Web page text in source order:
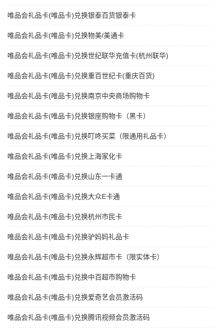
唯品会礼品卡(唯品卡)兑换银泰百货银泰卡
唯品会礼品卡(唯品卡)兑换物美/美通卡
唯品会礼品卡(唯品卡)兑换世纪联华充值卡(杭州联华)
唯品会礼品卡(唯品卡)兑换重百世纪卡(重庆百货)
唯品会礼品卡(唯品卡)兑换南京中央商场购物卡
唯品会礼品卡(唯品卡)兑换银座购物卡（黑卡）
唯品会礼品卡(唯品卡)兑换叮咚买菜（限通用礼品卡）
唯品会礼品卡(唯品卡)兑换上海家化卡
唯品会礼品卡(唯品卡)兑换山东一卡通
唯品会礼品卡(唯品卡)兑换大众E卡通
唯品会礼品卡(唯品卡)兑换杭州市民卡
唯品会礼品卡(唯品卡)兑换驴妈妈礼品卡
唯品会礼品卡(唯品卡)兑换永辉超市卡（限实体卡）
唯品会礼品卡(唯品卡)兑换中百超市购物卡
唯品会礼品卡(唯品卡)兑换爱奇艺会员激活码
唯品会礼品卡(唯品卡)兑换腾讯视频会员激活码